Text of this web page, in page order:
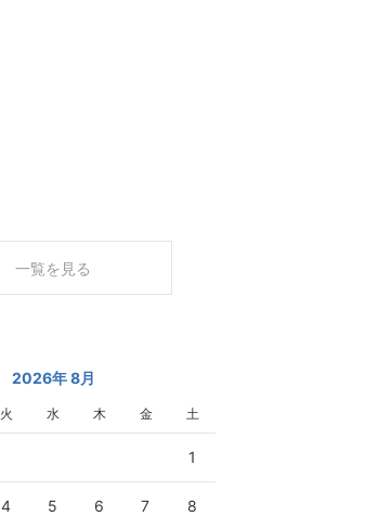
一覧を見る
2026年 8月
火 水 木 金 土
1
4 5 6 7 8